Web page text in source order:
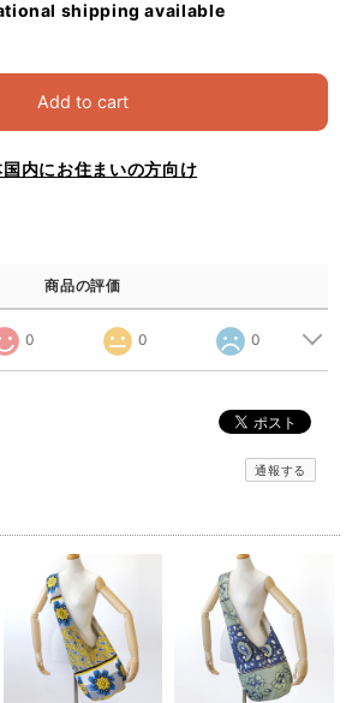
shipping available
Add to cart
国内にお住まいの方向け
商品の評価
0 0 0
通報する